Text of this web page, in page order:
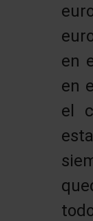
en
en
el